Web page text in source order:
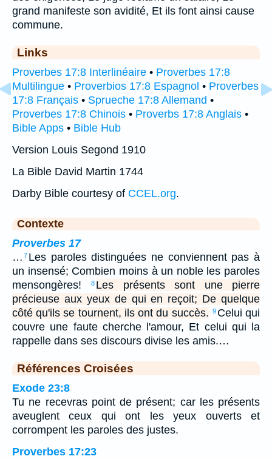
grand manifeste son avidité, Et ils font ainsi cause
commune.
Links
Proverbes 17:8 Interlinéaire • Proverbes 17:8
Multilingue • Proverbios 17:8 Espagnol • Proverbes
17:8 Français • Sprueche 17:8 Allemand •
Proverbes 17:8 Chinois • Proverbs 17:8 Anglais •
Bible Apps • Bible Hub
Version Louis Segond 1910
La Bible David Martin 1744
Darby Bible courtesy of CCEL.org.
Contexte
Proverbes 17
… 7 Les paroles distinguées ne conviennent pas à
un insensé; Combien moins à un noble les paroles
mensongères!
8 Les présents sont une pierre
précieuse aux yeux de qui en reçoit; De quelque
côté qu'ils se tournent, ils ont du succès. 9 Celui qui
couvre une faute cherche l'amour, Et celui qui la
rappelle dans ses discours divise les amis.…
Références Croisées
Exode 23:8
Tu ne recevras point de présent; car les présents
aveuglent ceux qui ont les yeux ouverts et
corrompent les paroles des justes.
Proverbes 17:23